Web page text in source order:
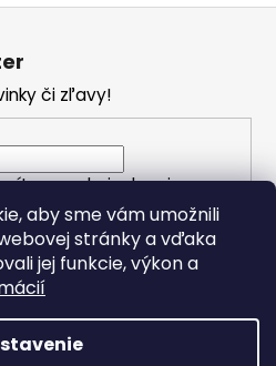
aby sme vám umožnili
stránky a vďaka
jej funkcie, výkon a
či zľavy!
spodmienkami